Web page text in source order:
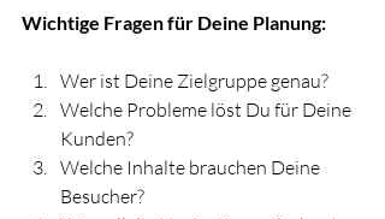
Wichtige Fragen für Deine Planung:
Wer ist Deine Zielgruppe genau?
Welche Probleme löst Du für Deine
Kunden?
Welche Inhalte brauchen Deine
Besucher?